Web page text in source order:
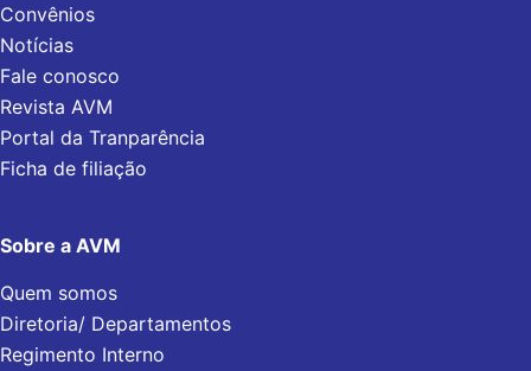
Convênios
Notícias
Fale conosco
Revista AVM
Portal da Tranparência
Ficha de filiação
Sobre a AVM
Quem somos
Diretoria/ Departamentos
Regimento Interno